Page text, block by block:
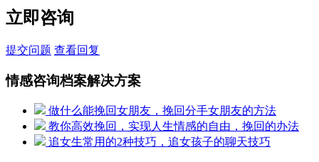
立即咨询
提交问题 查看回复
情感咨询档案解决方案
做什么能挽回女朋友，挽回分手女朋友的方法
教你高效挽回，实现人生情感的自由，挽回的办法
追女生常用的2种技巧，追女孩子的聊天技巧